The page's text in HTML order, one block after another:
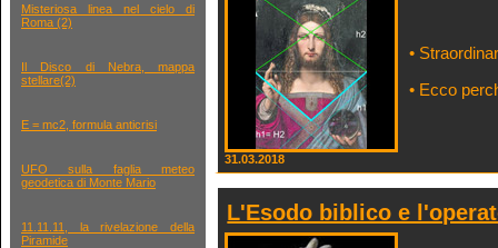
Misteriosa linea nel cielo di
Roma (2)
Il Disco di Nebra, mappa
stellare(2)
E = mc2, formula anticrisi
UFO sulla faglia meteo
geodetica di Monte Mario
11.11.11, la rivelazione della
Piramide
•
• Ecco
31.03.2018
L'Esodo biblico e